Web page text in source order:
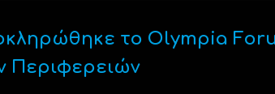
το Olympia
Περιφερειών